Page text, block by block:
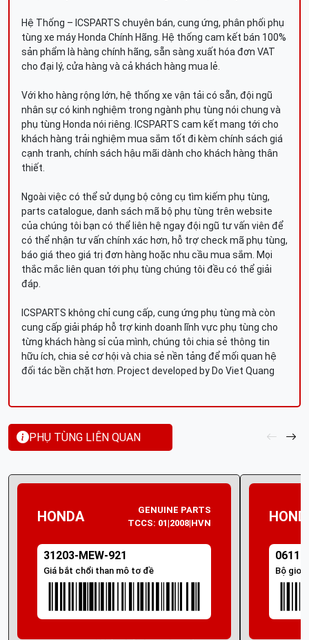
Hệ Thống – ICSPARTS chuyên bán, cung ứng, phân phối phụ
tùng xe máy Honda Chính Hãng. Hệ thống cam kết bán 100%
sản phẩm là hàng chính hãng, sẵn sàng xuất hóa đơn VAT
cho đại lý, cửa hàng và cả khách hàng mua lẻ.
Với kho hàng rộng lớn, hệ thống xe vận tải có sẵn, đội ngũ
nhân sự có kinh nghiệm trong ngành phụ tùng nói chung và
phụ tùng Honda nói riêng. ICSPARTS cam kết mang tới cho
khách hàng trải nghiệm mua sắm tốt đi kèm chính sách giá
cạnh tranh, chính sách hậu mãi dành cho khách hàng thân
thiết.
Ngoài việc có thể sử dụng bộ công cụ tìm kiếm phụ tùng,
parts catalogue, danh sách mã bộ phụ tùng trên website
của chúng tôi bạn có thể liên hệ ngay đội ngũ tư vấn viên để
có thể nhận tư vấn chính xác hơn, hỗ trợ check mã phụ tùng,
báo giá theo giá trị đơn hàng hoặc nhu cầu mua sắm. Mọi
thắc mắc liên quan tới phụ tùng chúng tôi đều có thể giải
đáp.
ICSPARTS không chỉ cung cấp, cung ứng phụ tùng mà còn
cung cấp giải pháp hỗ trợ kinh doanh lĩnh vực phụ tùng cho
từng khách hàng sỉ của mình, chúng tôi chia sẻ thông tin
hữu ích, chia sẻ cơ hội và chia sẻ nền tảng để mối quan hệ
đối tác bền chặt hơn. Project developed by Do Viet Quang
PHỤ TÙNG LIÊN QUAN
HONDA
GENUINE PARTS
TCCS: 01|2008|HVN
31203-MEW-921
Giá bắt chổi than mô tơ đề Bộ